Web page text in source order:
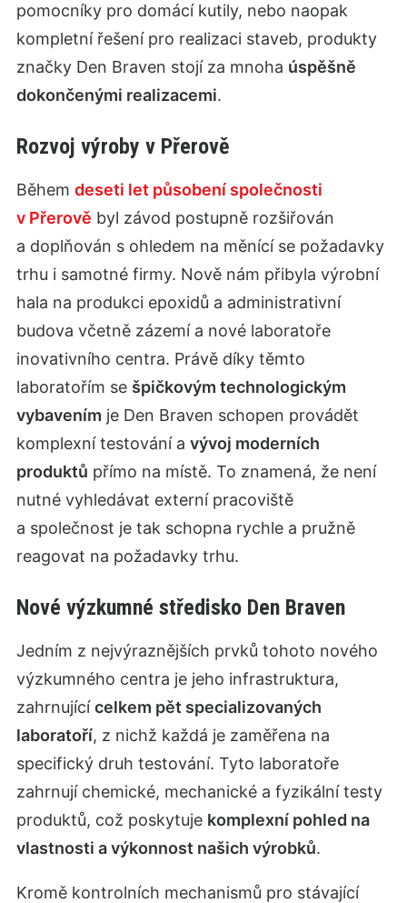
pomocníky pro domácí kutily, nebo naopak
kompletní řešení pro realizaci staveb, produkty
značky Den Braven stojí za mnoha úspěšně
dokončenými realizacemi.
Rozvoj výroby v Přerově
Během deseti let působení společnosti
v Přerově byl závod postupně rozšiřován
a doplňován s ohledem na měnící se požadavky
trhu i samotné firmy. Nově nám přibyla výrobní
hala na produkci epoxidů a administrativní
budova včetně zázemí a nové laboratoře
inovativního centra. Právě díky těmto
laboratořím se špičkovým technologickým
vybavením je Den Braven schopen provádět
komplexní testování a vývoj moderních
produktů přímo na místě. To znamená, že není
nutné vyhledávat externí pracoviště
a společnost je tak schopna rychle a pružně
reagovat na požadavky trhu.
Nové výzkumné středisko Den Braven
Jedním z nejvýraznějších prvků tohoto nového
výzkumného centra je jeho infrastruktura,
zahrnujícícelkem pět specializovaných
laboratoří, z nichž každá je zaměřena na
specifický druh testování. Tyto laboratoře
zahrnují chemické, mechanické a fyzikální testy
produktů, což poskytuje komplexní pohled na
vlastnosti a výkonnost našich výrobků.
Kromě kontrolních mechanismů pro stávající